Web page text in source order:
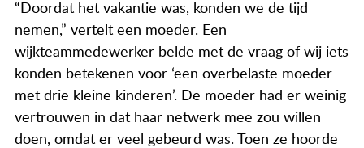
Resultaten
Meedoen
Actueel
Contact
“Doordat het vakantie was, konden we de tijd
nemen,” vertelt een moeder. Een
wijkteammedewerker belde met de vraag of wij iets
konden betekenen voor ‘een overbelaste moeder
met drie kleine kinderen’. De moeder had er weinig
vertrouwen in dat haar netwerk mee zou willen
doen, omdat er veel gebeurd was. Toen ze hoorde